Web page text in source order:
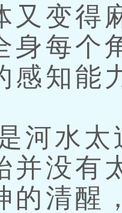
又变得
身每个
感知能
水太
并没有
的清醒